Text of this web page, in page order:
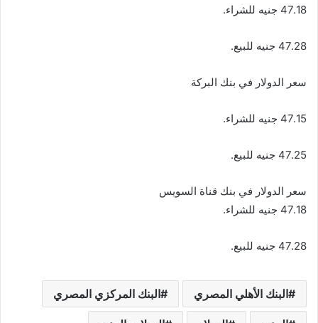
47.18 جنيه للشراء.
47.28 جنيه للبيع.
سعر الدولار في بنك البركة
47.15 جنيه للشراء.
47.25 جنيه للبيع.
سعر الدولار في بنك قناة السويس
47.18 جنيه للشراء.
47.28 جنيه للبيع.
البنك الأهلي المصري البنك المركزي المصري